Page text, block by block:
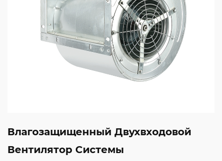
Влагозащищенный Двухвходовой
Вентилятор Системы